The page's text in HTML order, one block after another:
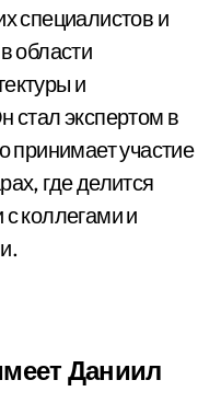
специалистов и
области
и
стал экспертом в
принимает участие
где делится
коллегами и
Даниил